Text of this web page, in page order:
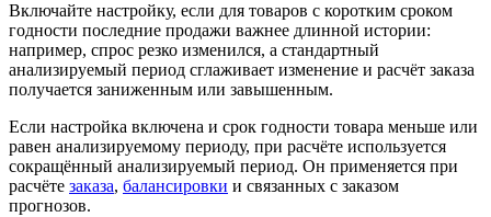
Включайте настройку, если для товаров с коротким сроком
годности последние продажи важнее длинной истории:
например, спрос резко изменился, а стандартный
анализируемый период сглаживает изменение и расчёт заказа
получается заниженным или завышенным.
Если настройка включена и срок годности товара меньше или
равен анализируемому периоду, при расчёте используется
сокращённый анализируемый период. Он применяется при
расчёте заказа, балансировки и связанных с заказом
прогнозов.